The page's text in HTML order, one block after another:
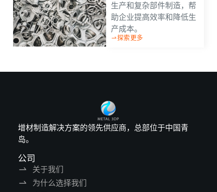
生产和复杂部件制造，帮
助企业提高效率和降低生
产成本。
探索更多
增材制造解决方案的领先供应商，总部位于中国青
岛。
公司
关于我们
为什么选择我们